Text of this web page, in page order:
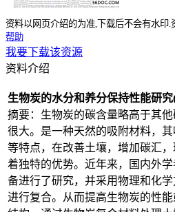
资料以网页介绍的为准,下载后不会有水印.
帮助
我要下载该资源
资料介绍
生物炭的水分和养分保持性能研究
摘要：生物炭的碳含量略高于其
很大。是一种天然的吸附材料，
等特点，在改善土壤，增加碳汇
着独特的优势。近年来，国内外
备进行了研究，并采用物理和化
进行复合。从而提高生物炭的性